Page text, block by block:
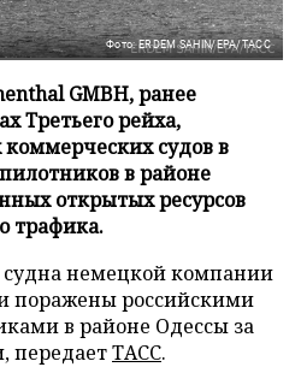
Фото: ERDEM SAHIN/EPA/ТАСС
GMBH, ранее
Третьего рейха,
судов в
в районе
открытых ресурсов
трафика.
немецкой компании
поражены российскими
в районе Одессы за
передаетТАСС.